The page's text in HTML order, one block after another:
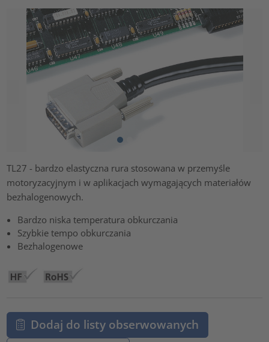
TL27 - bardzo elastyczna rura stosowana w przemyśle
motoryzacyjnym i w aplikacjach wymagających materiałów
bezhalogenowych.
Bardzo niska temperatura obkurczania
Szybkie tempo obkurczania
Bezhalogenowe
Dodaj do listy obserwowanych